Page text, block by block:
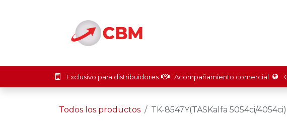
Exclusivo para distribuidores Acompañamiento comercial
Todos los productos TK-8547Y(TASKalfa 5054ci/4054ci)